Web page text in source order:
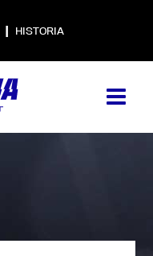
| HISTORIA